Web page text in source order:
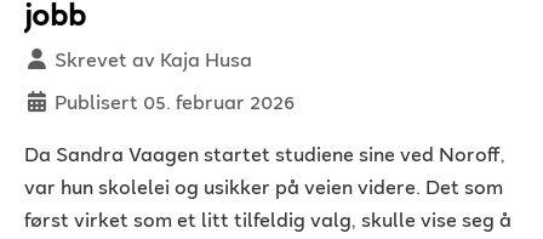
jobb
Detaljer
Skrevet av Kaja Husa
Publisert 05. februar 2026
Da Sandra Vaagen startet studiene sine ved Noroff,
var hun skolelei og usikker på veien videre. Det som
først virket som et litt tilfeldig valg, skulle vise seg å